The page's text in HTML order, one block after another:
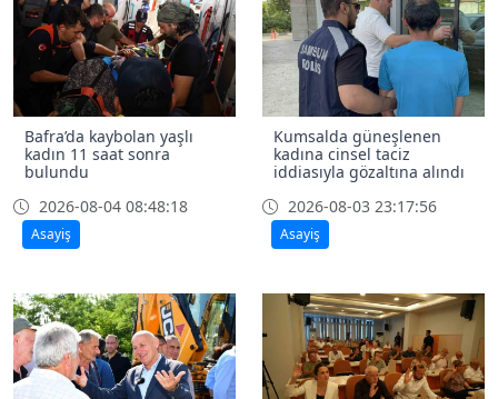
Bafra’da kaybolan yaşlı
kadın 11 saat sonra
bulundu
2026-08-04 08:48:18
Asayiş
Kumsalda güneşlenen
kadına cinsel taciz
iddiasıyla gözaltına alındı
2026-08-03 23:17:56
Asayiş